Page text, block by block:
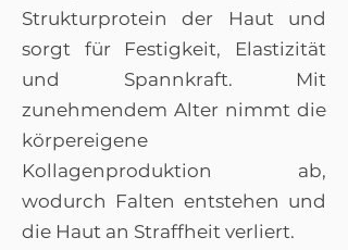
Strukturprotein der Haut und
sorgt für Festigkeit, Elastizität
und Spannkraft. Mit
zunehmendem Alter nimmt die
körpereigene
Kollagenproduktion ab,
wodurch Falten entstehen und
die Haut an Straffheit verliert.